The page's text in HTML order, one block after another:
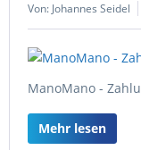
Von: Johannes Seidel
ManoMano -
Mehr lesen